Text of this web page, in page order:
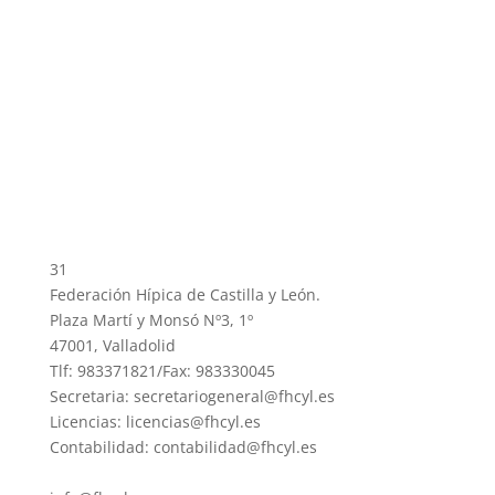
31
Federación Hípica de Castilla y León.
Plaza Martí y Monsó Nº3, 1º
47001, Valladolid
Tlf: 983371821/Fax: 983330045
Secretaria: secretariogeneral@fhcyl.es
Licencias: licencias@fhcyl.es
Contabilidad: contabilidad@fhcyl.es